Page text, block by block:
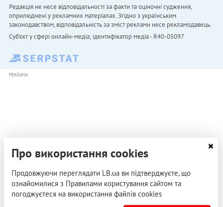
Редакція не несе відповідальності за факти та оціночні судження,
оприлюднені у рекламних матеріалах. Згідно з українським
законодавством, відповідальність за зміст реклами несе рекламодавець.
Cуб'єкт у сфері онлайн-медіа; ідентифікатор медіа - R40-05097
РЕКЛАМА
Про використання cookies
Продовжуючи переглядати LB.ua ви підтверджуєте, що
ознайомилися з Правилами користування сайтом та
погоджуєтеся на використання файлів cookies